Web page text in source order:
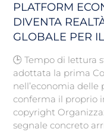
PLATFORM
DIVENTA
GLOBALE PER
🕒 Tempo di lettura
adottata la prima
nell’economia
conferma il proprio
copyright
segnale concreto